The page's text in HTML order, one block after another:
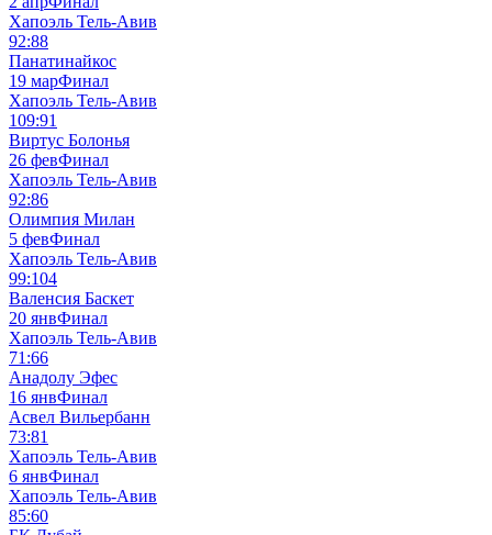
Хапоэль Тель-Авив
92:88
Панатинайкос
19 марФинал
Хапоэль Тель-Авив
109:91
Виртус Болонья
26 февФинал
Хапоэль Тель-Авив
92:86
Олимпия Милан
5 февФинал
Хапоэль Тель-Авив
99:104
Валенсия Баскет
20 янвФинал
Хапоэль Тель-Авив
71:66
Анадолу Эфес
16 янвФинал
Асвел Вильербанн
73:81
Хапоэль Тель-Авив
6 янвФинал
Хапоэль Тель-Авив
85:60